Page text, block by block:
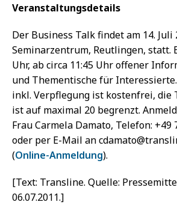
Veranstaltungsdetails
Der Business Talk findet am 14. Juli
Seminarzentrum, Reutlingen, statt.
Uhr, ab circa 11:45 Uhr offener
und Thementische für
inkl. Verpflegung ist kostenfrei, die
ist auf maximal 20 begrenzt.
Frau Carmela Damato, Telefon: +49
oder per E-Mail an
(Online-Anmeldung).
[Text: Transline. Quelle:
06.07.2011.]